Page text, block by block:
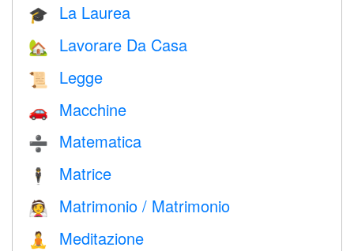
🎓 La Laurea
🏡 Lavorare Da Casa
📜 Legge
🚗 Macchine
➗ Matematica
🕴️ Matrice
👰 Matrimonio / Matrimonio
🧘 Meditazione